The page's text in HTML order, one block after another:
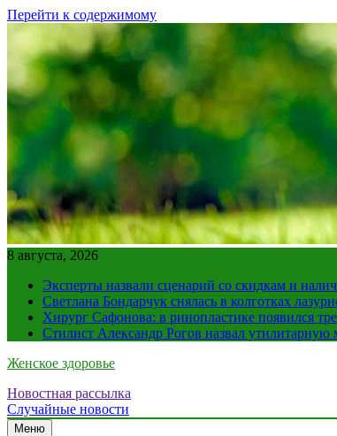
Перейти к содержимому
8 августа, 2026
Эксперты назвали сценарий со скидкам и
Светлана Бондарчук снялась в колготках
Хирург Сафонова: в ринопластике появился
Стилист Александр Рогов назвал
Женское здоровье
Новостная рассылка
Случайные новости
Меню